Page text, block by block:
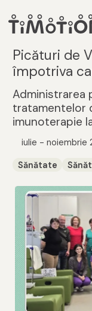
Picături de
împotriva
Administrarea
tratamentelor
imunoterapie
iulie - noiembrie
Sănătate